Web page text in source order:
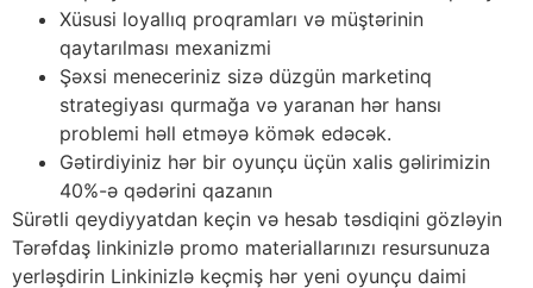
Xüsusi loyallıq proqramları və müştərinin
qaytarılması mexanizmi
Şəxsi meneceriniz sizə düzgün marketinq
strategiyası qurmağa və yaranan hər hansı
problemi həll etməyə kömək edəcək.
Gətirdiyiniz hər bir oyunçu üçün xalis gəlirimizin
40%-ə qədərini qazanın
Sürətli qeydiyyatdan keçin və hesab təsdiqini gözləyin
Tərəfdaş linkinizlə promo materiallarınızı resursunuza
yerləşdirin Linkinizlə keçmiş hər yeni oyunçu daimi